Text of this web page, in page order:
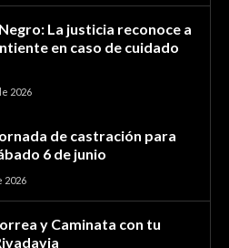
La justicia reconoce a
en caso de cuidado
2026
de castración para
6 de junio
2026
y Caminata con tu